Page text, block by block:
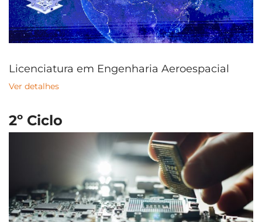
Licenciatura em Engenharia Aeroespacial
Ver detalhes
2º Ciclo